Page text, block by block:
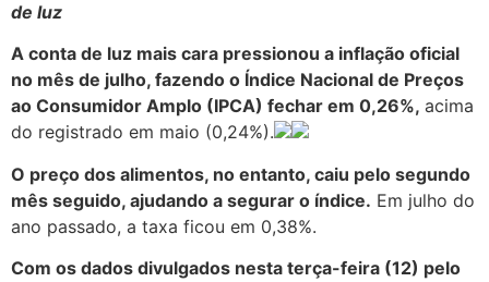
de luz
A conta de luz mais cara pressionou a inflação oficial
no mês de julho, fazendo o Índice Nacional de Preços
ao Consumidor Amplo (IPCA) fechar em 0,26%, acima
do registrado em maio (0,24%).
O preço dos alimentos, no entanto, caiu pelo segundo
mês seguido, ajudando a segurar o índice. Em julho do
ano passado, a taxa ficou em 0,38%.
Com os dados divulgados nesta terça-feira (12) pelo